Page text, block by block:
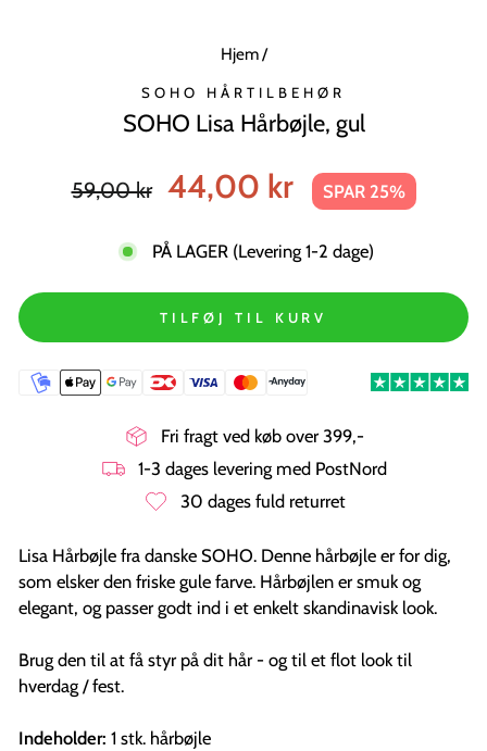
Hjem/
SOHO HÅRTILBEHØR
SOHO Lisa Hårbøjle, gul
pris
59,00 kr
Tilbudspris
44,00 kr SPAR 25%
PÅ LAGER (Levering 1-2 dage)
TILFØJ TIL KURV
Fri fragt ved køb over 399,-
1-3 dages levering med PostNord
30 dages fuld returret
Lisa Hårbøjle fra danske SOHO. Denne hårbøjle er for dig,
som elsker den friske gule farve. Hårbøjlen er smuk og
elegant, og passer godt ind i et enkelt skandinavisk look.
Brug den til at få styr på dit hår - og til et flot look til
hverdag / fest.
Indeholder: 1 stk. hårbøjle